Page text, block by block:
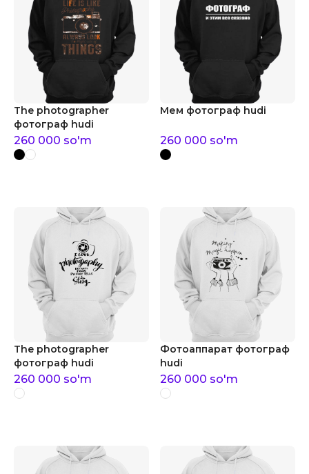
The photographer
фотограф hudi
260 000 so'm
Мем фотограф hudi
260 000 so'm
The photographer
фотограф hudi
260 000 so'm
Фотоаппарат фотограф
hudi
260 000 so'm